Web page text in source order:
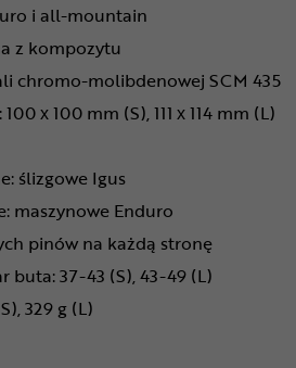
i all-mountain
z kompozytu
chromo-molibdenowej SCM 435
x 100 mm (S), 111 x 114 mm (L)
ślizgowe Igus
maszynowe Enduro
pinów na każdą stronę
buta: 37-43 (S), 43-49 (L)
329 g (L)